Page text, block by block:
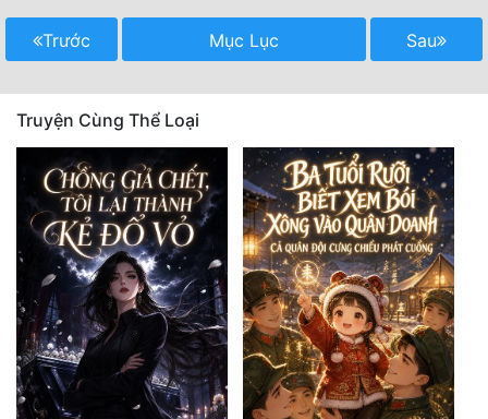
Trước Mục Lục Sau
Truyện Cùng Thể Loại